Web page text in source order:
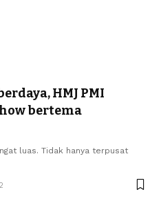
HMJ PMI
bertema
luas. Tidak hanya terpusat